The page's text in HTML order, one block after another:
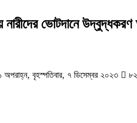
নারীদের ভোটদানে উদ্বুদ্ধকরণ
বৃহস্পতিবার, ৭ ডিসেম্বর ২০২৩